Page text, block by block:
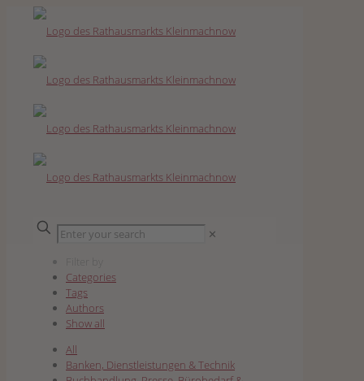
✕
Categories
Tags
Authors
Show all
All
Banken, Dienstleistungen & Technik